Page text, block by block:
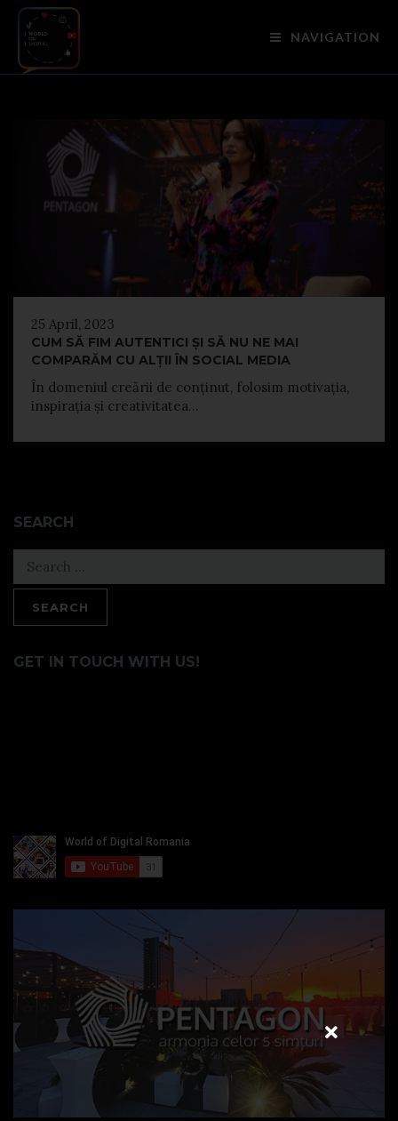
NAVIGATION
25 April, 2023
CUM SĂ FIM AUTENTICI ȘI SĂ NU NE MAI
COMPARĂM CU ALȚII ÎN SOCIAL MEDIA
În domeniul creării de conținut, folosim motivația,
inspirația și creativitatea...
SEARCH
for:
GET IN TOUCH WITH US!